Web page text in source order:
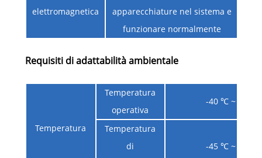
elettromagnetica
apparecchiature nel sistema e
funzionare normalmente
Requisiti di adattabilità ambientale
Temperatura
Temperatura
operativa
-40 ℃ ~ +60
Temperatura
di
-45 ℃ ~ +70